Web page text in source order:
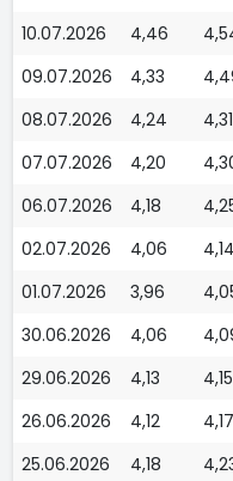
10.07.2026
4,46
09.07.2026
4,33
08.07.2026
4,24 4,31
07.07.2026
4,20
06.07.2026
4,18
02.07.2026
4,06 4,14
01.07.2026
3,96
30.06.2026
4,06
29.06.2026
4,13 4,15
26.06.2026
4,12 4,17
25.06.2026
4,18